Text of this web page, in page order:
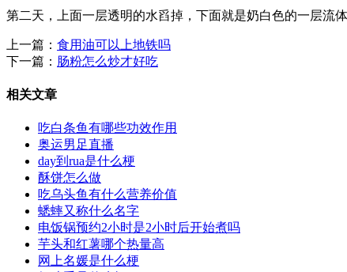
第二天，上面一层透明的水舀掉，下面就是奶白色的一层流
上一篇： 食用油可以上地铁吗
下一篇： 肠粉怎么炒才好吃
相关文章
吃白条鱼有哪些功效作用
奥运男足直播
day到rua是什么梗
酥饼怎么做
吃乌头鱼有什么营养价值
蟋蟀又称什么名字
电饭锅预约2小时是2小时后开始煮吗
芋头和红薯哪个热量高
网上名媛是什么梗